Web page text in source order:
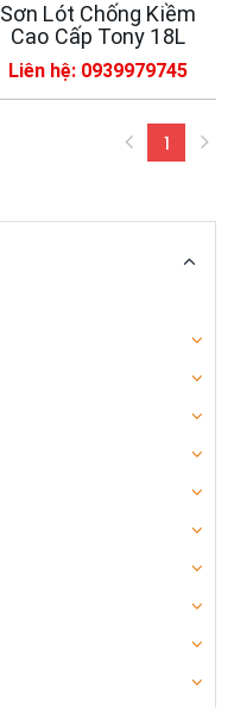
Sơn Lót Chống Kiềm
Cao Cấp Tony 18L
Liên hệ: 0939979745
1